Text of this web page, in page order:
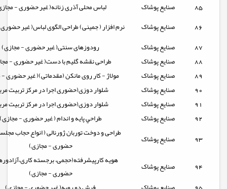
85
صنایع پوشاک
لباس محلی آذری زنانه( غیر حضوری -
86
صنایع پوشاک
نرم افزار ( جمینی) طراحی الگوی لباس( غیر
87
صنایع پوشاک
رودوزهای سنتی( غیر حضوری - مجازی)
88
صنایع پوشاک
طراحی نقشه گلیم با دست( غیر حضوری -
89
صنایع پوشاک
مولاژ - کار روی مانکن (مقدماتی)( غیر حضوری
90
صنایع پوشاک
شلوار دوزی(حضوری اجرا در مرکز تربیت
91
صنایع پوشاک
شلوار دوزی(حضوری اجرا در مرکز تربیت
92
صنایع پوشاک
طراحي پايه و اندام ( غیر حضوری -
93
صنایع پوشاک
طراحی و دوخت توربان ژورنالی ( انواع حجاب
حضوری - مجازی)
94
صنایع پوشاک
هویه کارپیشرفته(حجمی، برجسته
حضوری - مجازی)